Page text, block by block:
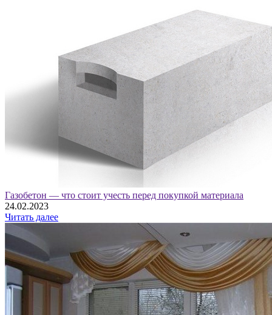
Газобетон — что стоит учесть перед покупкой материала
24.02.2023
Читать далее